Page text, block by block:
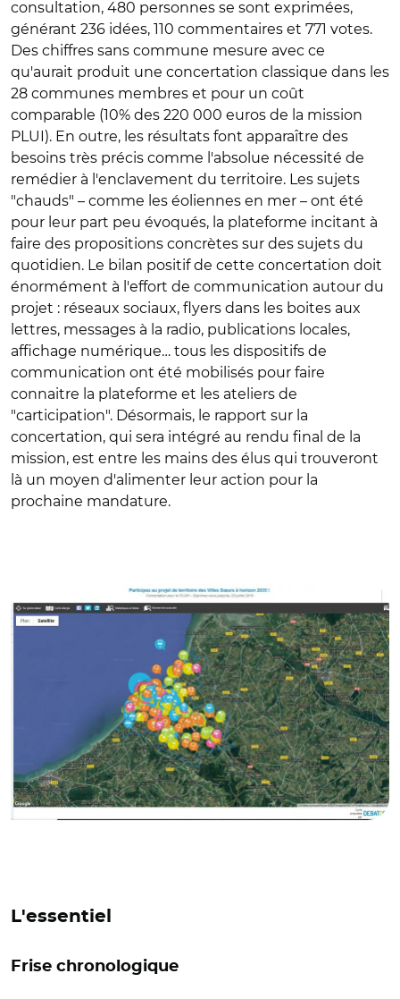
consultation, 480 personnes se sont exprimées,
générant 236 idées, 110 commentaires et 771 votes.
Des chiffres sans commune mesure avec ce
qu'aurait produit une concertation classique dans les
28 communes membres et pour un coût
comparable (10% des 220 000 euros de la mission
PLUI). En outre, les résultats font apparaître des
besoins très précis comme l'absolue nécessité de
remédier à l'enclavement du territoire. Les sujets
"chauds" – comme les éoliennes en mer – ont été
pour leur part peu évoqués, la plateforme incitant à
faire des propositions concrètes sur des sujets du
quotidien. Le bilan positif de cette concertation doit
énormément à l'effort de communication autour du
projet : réseaux sociaux, flyers dans les boites aux
lettres, messages à la radio, publications locales,
affichage numérique… tous les dispositifs de
communication ont été mobilisés pour faire
connaitre la plateforme et les ateliers de
"carticipation". Désormais, le rapport sur la
concertation, qui sera intégré au rendu final de la
mission, est entre les mains des élus qui trouveront
là un moyen d'alimenter leur action pour la
prochaine mandature.
L'essentiel
Frise chronologique